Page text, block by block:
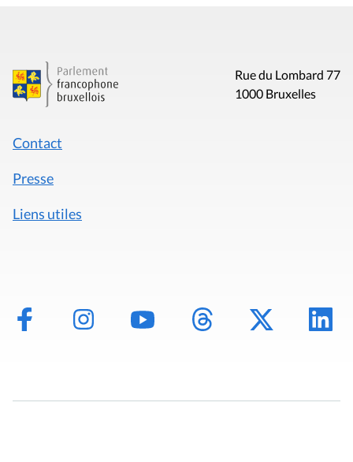
Rue du Lombard 77
1000 Bruxelles
Contact
Presse
Liens utiles